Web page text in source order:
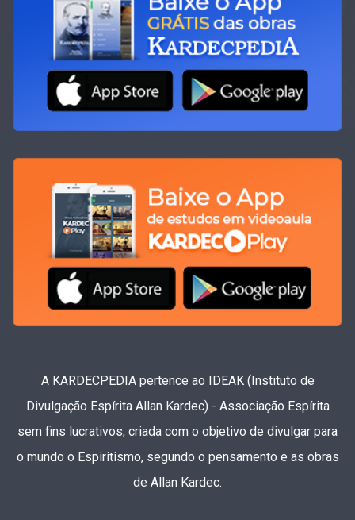
A KARDECPEDIA pertence ao IDEAK (Instituto de
Divulgação Espírita Allan Kardec) - Associação Espírita
sem fins lucrativos, criada com o objetivo de divulgar para
o mundo o Espiritismo, segundo o pensamento e as obras
de Allan Kardec.